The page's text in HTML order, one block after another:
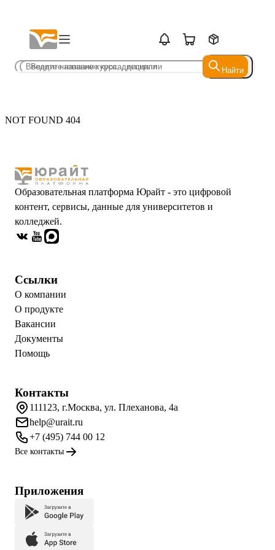
Найти
Найти
NOT FOUND 404
Образовательная платформа Юрайт - это цифровой
контент, сервисы, данные для университетов и
колледжей.
Ссылки
О компании
О продукте
Вакансии
Документы
Помощь
Контакты
111123, г.Москва, ул. Плеханова, 4а
help@urait.ru
+7 (495) 744 00 12
Все контакты
Приложения